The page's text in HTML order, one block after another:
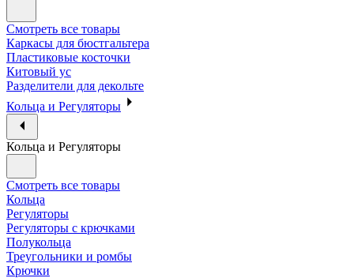
Смотреть все товары
Каркасы для бюстгальтера
Пластиковые косточки
Китовый ус
Разделители для декольте
Кольца и Регуляторы
Кольца и Регуляторы
Смотреть все товары
Кольца
Регуляторы
Регуляторы с крючками
Полукольца
Треугольники и ромбы
Крючки